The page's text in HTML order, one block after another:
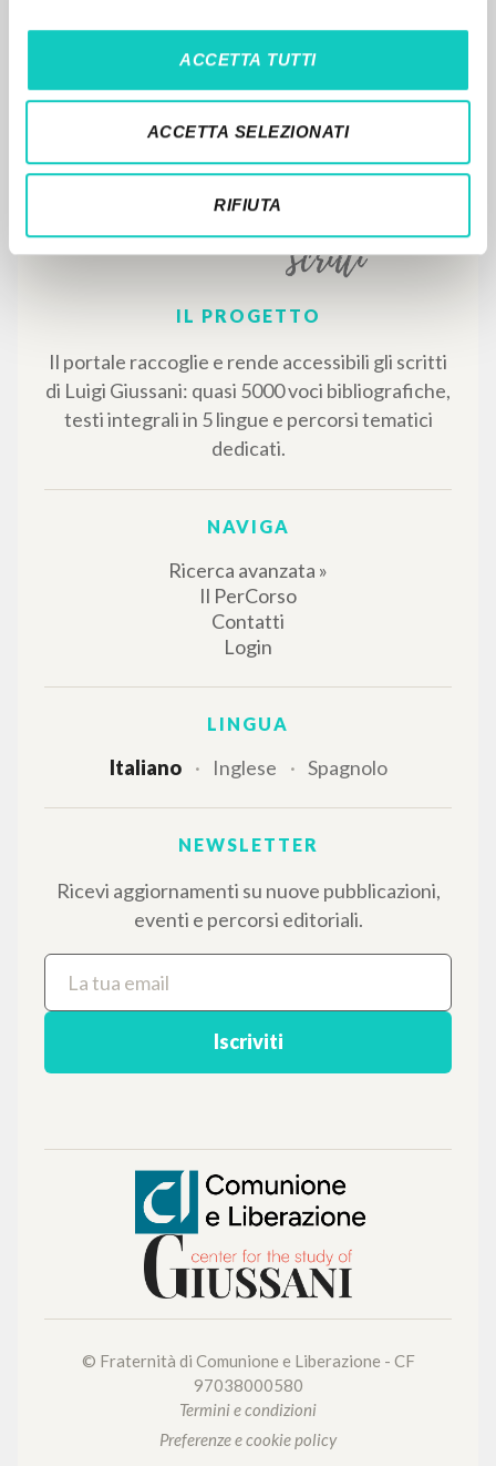
ACCETTA TUTTI
ACCETTA SELEZIONATI
RIFIUTA
RISULTATI SUCCESSIVI
IL PROGETTO
Il portale raccoglie e rende accessibili gli scritti
di Luigi Giussani: quasi 5000 voci bibliografiche,
testi integrali in 5 lingue e percorsi tematici
dedicati.
NAVIGA
Ricerca avanzata »
Il PerCorso
Contatti
Login
LINGUA
Italiano Inglese Spagnolo
NEWSLETTER
Ricevi aggiornamenti su nuove pubblicazioni,
eventi e percorsi editoriali.
Iscriviti
© Fraternità di Comunione e Liberazione - CF
97038000580
Termini e condizioni
Preferenze e cookie policy